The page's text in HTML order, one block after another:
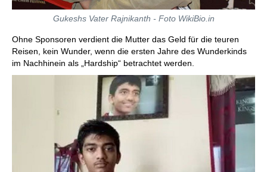
Gukeshs Vater Rajnikanth - Foto WikiBio.in
Ohne Sponsoren verdient die Mutter das Geld für die teuren
Reisen, kein Wunder, wenn die ersten Jahre des Wunderkinds
im Nachhinein als „Hardship“ betrachtet werden.